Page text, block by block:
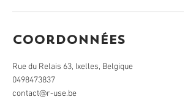
Coordonnées
Rue du Relais 63, Ixelles, Belgique
0498473837
contact@r-use.be